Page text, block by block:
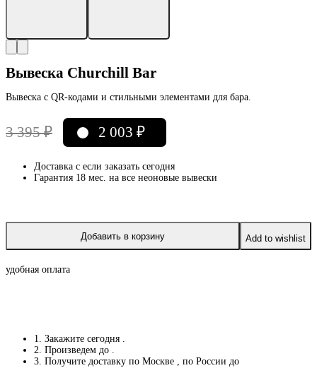
Вывеска Churchill Bar
Вывеска с QR-кодами и стильными элементами для бара.
3 395₽
Первоначальная
составляла
2 003 ₽
Текущая
003 ₽.
Доставка с если заказать сегодня
Гарантия 18 мес. на все неоновые вывески
Добавить в корзину Add to wishlist
удобная оплата
1. Закажите сегодня .
2. Произведем до .
3. Получите доставку по Москве , по России до